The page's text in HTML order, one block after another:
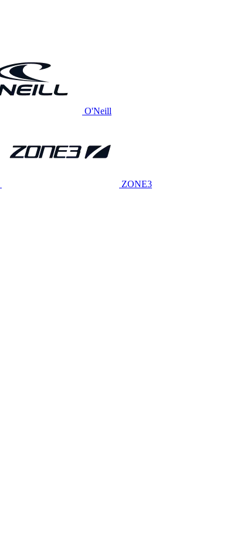
O'Neill
ZONE3